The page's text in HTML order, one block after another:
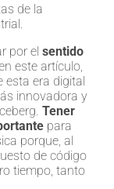
de la
por el sentido
este artículo,
esta era digital
innovadora y
Tener
para
porque, al
de código
tiempo, tanto